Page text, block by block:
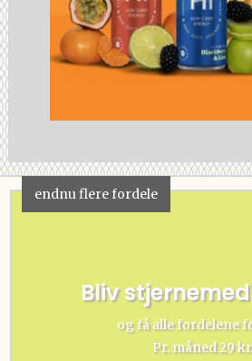
endnu flere fordele
Bliv
og få alle fordelene
Pr. måned 29